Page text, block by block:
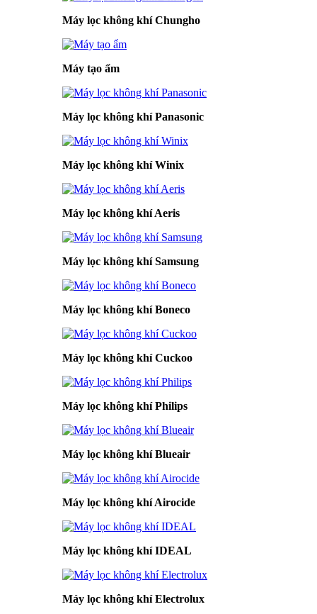
Máy lọc không khí Chungho
Máy tạo ẩm
Máy lọc không khí Panasonic
Máy lọc không khí Winix
Máy lọc không khí Aeris
Máy lọc không khí Samsung
Máy lọc không khí Boneco
Máy lọc không khí Cuckoo
Máy lọc không khí Philips
Máy lọc không khí Blueair
Máy lọc không khí Airocide
Máy lọc không khí IDEAL
Máy lọc không khí Electrolux